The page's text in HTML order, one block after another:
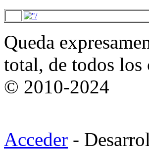
Queda
total, de todos
© 2010-2024
Acceder -